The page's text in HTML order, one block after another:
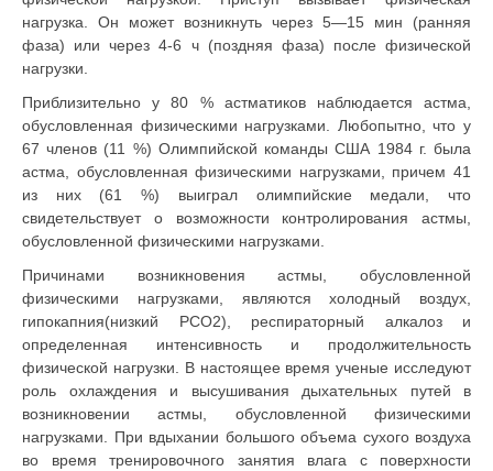
нагрузка. Он может возникнуть через 5—15 мин (ранняя
фаза) или через 4-6 ч (поздняя фаза) после физической
нагрузки.
Приблизительно у 80 % астматиков наблюдается астма,
обусловленная физическими нагрузками. Любопытно, что у
67 членов (11 %) Олимпийской команды США 1984 г. была
астма, обусловленная физическими нагрузками, причем 41
из них (61 %) выиграл олимпийские медали, что
свидетельствует о возможности контролирования астмы,
обусловленной физическими нагрузками.
Причинами возникновения астмы, обусловленной
физическими нагрузками, являются холодный воздух,
гипокапния(низкий РСО2), респираторный алкалоз и
определенная интенсивность и продолжительность
физической нагрузки. В настоящее время ученые исследуют
роль охлаждения и высушивания дыхательных путей в
возникновении астмы, обусловленной физическими
нагрузками. При вдыхании большого объема сухого воздуха
во время тренировочного занятия влага с поверхности